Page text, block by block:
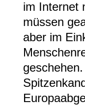
im Internet
müssen
aber im